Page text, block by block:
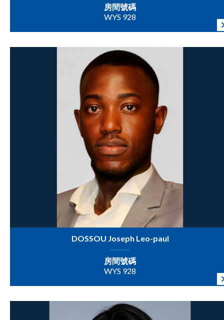
房間號碼
WYS 928
DOSSOU Joseph Leo-paul
房間號碼
WYS 928